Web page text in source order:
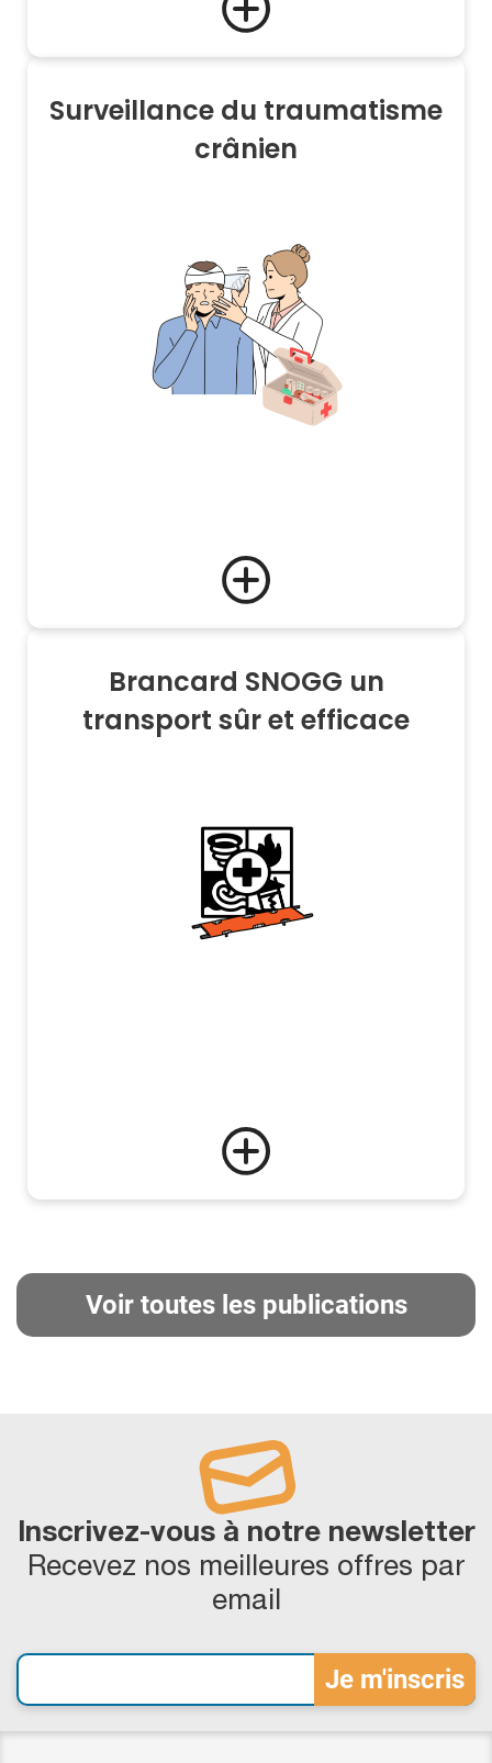
Surveillance du traumatisme
crânien
Brancard SNOGG un
transport sûr et efficace
Voir toutes les publications
Inscrivez-vous à notre newsletter
Recevez nos meilleures offres par
email